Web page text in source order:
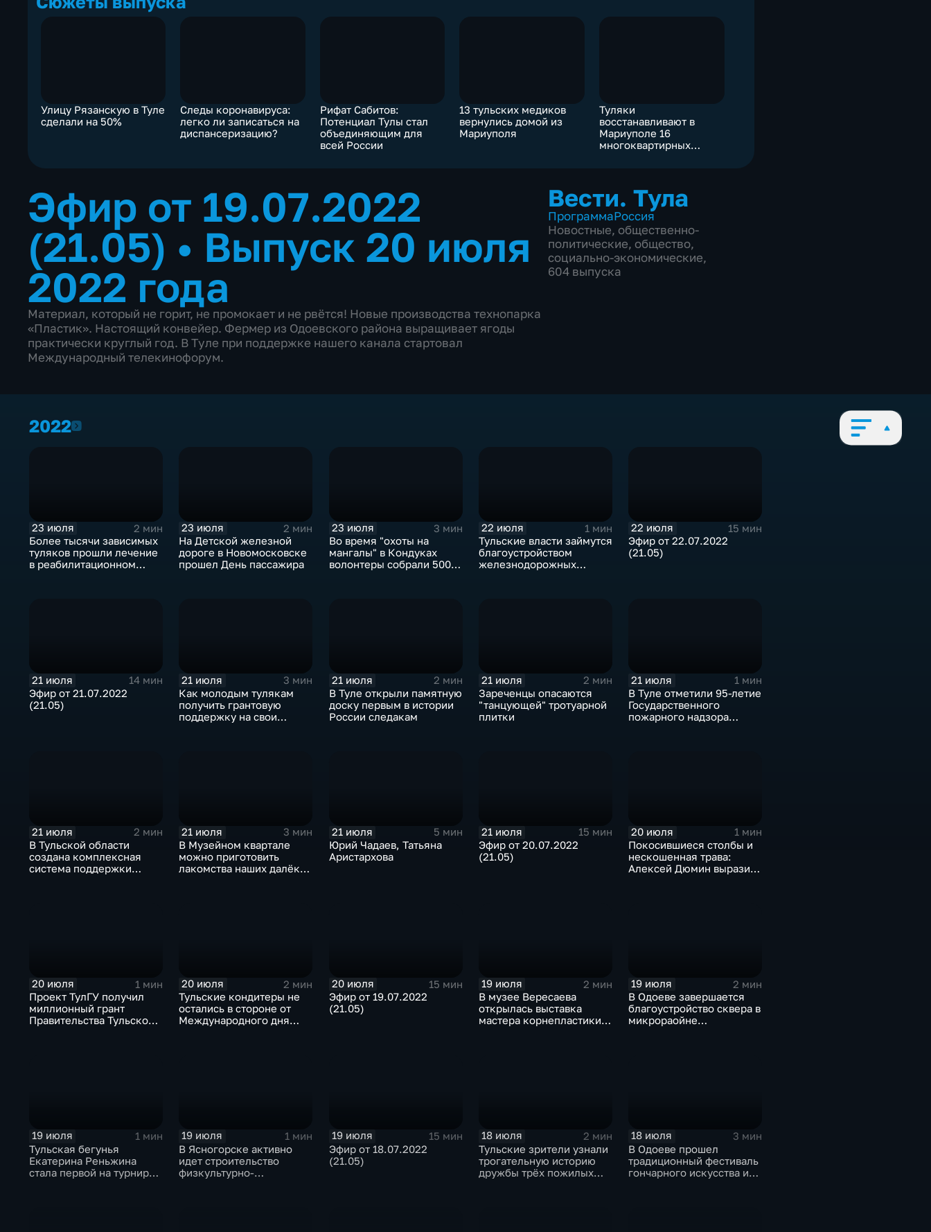
Улицу Рязанскую в Туле
сделали на 50%
Следы коронавируса:
легко ли записаться на
диспансеризацию?
Рифат Сабитов:
Потенциал Тулы стал
объединяющим для
всей России
13 тульских медиков
вернулись домой из
Мариуполя
Туляки
восстанавливают в
Мариуполе 16
многоквартирных
Эфир от 19.07.2022
(21.05) • Выпуск 20 июля
2022 года
Материал, который не горит, не промокает и не рвётся! Новые производства технопарка
«Пластик». Настоящий конвейер. Фермер из Одоевского района выращивает ягоды
практически круглый год. В Туле при поддержке нашего канала стартовал
Международный телекинофорум.
Вести. Тула
ПрограммаРоссия
Новостные, общественно-
политические, общество,
социально-экономические,
604 выпуска
20222022
23 июля
2 мин
Более тысячи зависимых
туляков прошли лечение
в реабилитационном
23 июля
2 мин
На Детской железной
дороге в Новомосковске
прошел День пассажира
23 июля
3 мин
Во время "охоты на
мангалы" в Кондуках
волонтеры собрали 500
22 июля
1 мин
Тульские власти займутся
благоустройством
железнодорожных
22 июля
15 мин
Эфир от 22.07.2022
(21.05)
21 июля
14 мин
Эфир от 21.07.2022
(21.05)
21 июля
3 мин
Как молодым тулякам
получить грантовую
поддержку на свои
21 июля
2 мин
В Туле открыли памятную
доску первым в истории
России следакам
21 июля
2 мин
Зареченцы опасаются
"танцующей" тротуарной
плитки
21 июля
1 мин
В Туле отметили 95-летие
Государственного
пожарного надзора
21 июля
2 мин
В Тульской области
создана комплексная
система поддержки
21 июля
3 мин
В Музейном квартале
можно приготовить
лакомства наших далёких
21 июля
5 мин
Юрий Чадаев, Татьяна
Аристархова
21 июля
15 мин
Эфир от 20.07.2022
(21.05)
20 июля
1 мин
Покосившиеся столбы и
нескошенная трава:
Алексей Дюмин выразил
20 июля
1 мин
Проект ТулГУ получил
миллионный грант
Правительства Тульской
20 июля
2 мин
Тульские кондитеры не
остались в стороне от
Международного дня
20 июля
15 мин
Эфир от 19.07.2022
(21.05)
19 июля
2 мин
В музее Вересаева
открылась выставка
мастера корнепластики и
19 июля
2 мин
В Одоеве завершается
благоустройство сквера в
микрораойне
19 июля
1 мин
Тульская бегунья
Екатерина Реньжина
стала первой на турнире
19 июля
1 мин
В Ясногорске активно
идет строительство
физкультурно-
19 июля
15 мин
Эфир от 18.07.2022
(21.05)
18 июля
2 мин
Тульские зрители узнали
трогательную историю
дружбы трёх пожилых
18 июля
3 мин
В Одоеве прошел
традиционный фестиваль
гончарного искусства и